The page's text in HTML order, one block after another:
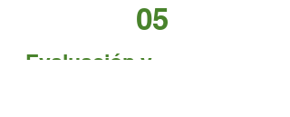
05
Evaluación y